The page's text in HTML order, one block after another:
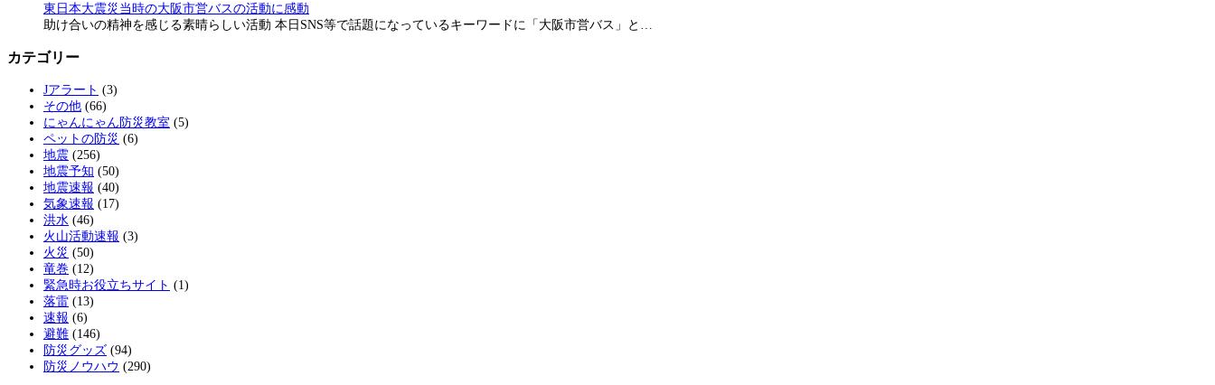
東日本大震災当時の大阪市営バスの活動に感動
助け合いの精神を感じる素晴らしい活動 本日SNS等で話題になっているキーワードに「大阪市営バス」と…
カテゴリー
Jアラート (3)
その他 (66)
にゃんにゃん防災教室 (5)
ペットの防災 (6)
地震 (256)
地震予知 (50)
地震速報 (40)
気象速報 (17)
洪水 (46)
火山活動速報 (3)
火災 (50)
竜巻 (12)
緊急時お役立ちサイト (1)
落雷 (13)
速報 (6)
避難 (146)
防災グッズ (94)
防災ノウハウ (290)